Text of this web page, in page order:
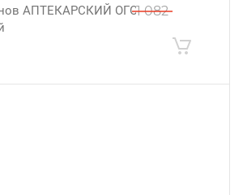
АПТЕКАРСКИЙ ОГОРОД
1 082